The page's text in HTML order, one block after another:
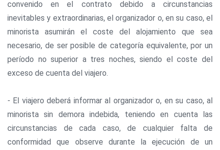
convenido en el contrato debido a circunstancias
inevitables y extraordinarias, el organizador o, en su caso, el
minorista asumirán el coste del alojamiento que sea
necesario, de ser posible de categoría equivalente, por un
período no superior a tres noches, siendo el coste del
exceso de cuenta del viajero.
- El viajero deberá informar al organizador o, en su caso, al
minorista sin demora indebida, teniendo en cuenta las
circunstancias de cada caso, de cualquier falta de
conformidad que observe durante la ejecución de un